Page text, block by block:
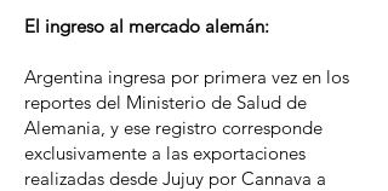
El ingreso al mercado alemán:
Argentina ingresa por primera vez en los
reportes del Ministerio de Salud de
Alemania, y ese registro corresponde
exclusivamente a las exportaciones
realizadas desde Jujuy por Cannava a